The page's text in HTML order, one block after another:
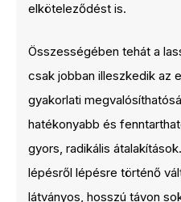
elköteleződést is.
Összességében tehát a
csak jobban illeszkedik az
gyakorlati
hatékonyabb és
gyors, radikális
lépésről lépésre történő
látványos, hosszú távon